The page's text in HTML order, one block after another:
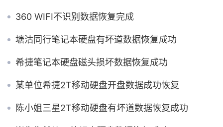
360 WIFI不识别数据恢复完成
塘沽同行笔记本硬盘有坏道数据恢复成功
希捷笔记本硬盘磁头损坏数据恢复成功
某单位希捷2T移动硬盘开盘数据成功恢复
陈小姐三星2T移动硬盘有坏道数据恢复成功